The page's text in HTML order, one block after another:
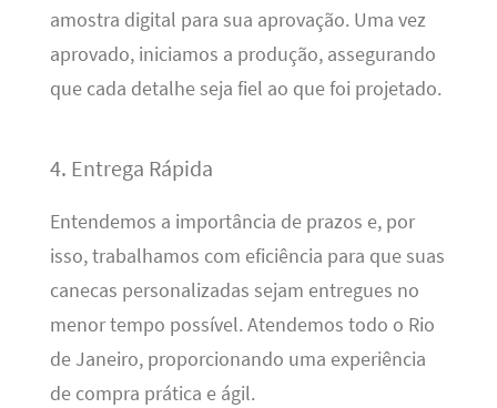
amostra digital para sua aprovação. Uma vez
aprovado, iniciamos a produção, assegurando
que cada detalhe seja fiel ao que foi projetado.
4. Entrega Rápida
Entendemos a importância de prazos e, por
isso, trabalhamos com eficiência para que suas
canecas personalizadas sejam entregues no
menor tempo possível. Atendemos todo o Rio
de Janeiro, proporcionando uma experiência
de compra prática e ágil.